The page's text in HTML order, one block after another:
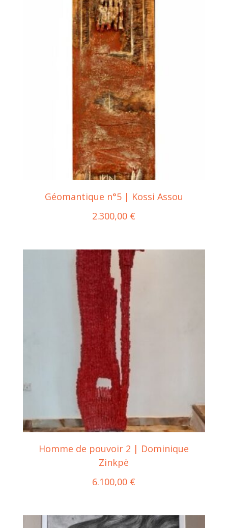
Géomantique n°5 | Kossi Assou
2.300,00 €
Homme de pouvoir 2 | Dominique
Zinkpè
6.100,00 €